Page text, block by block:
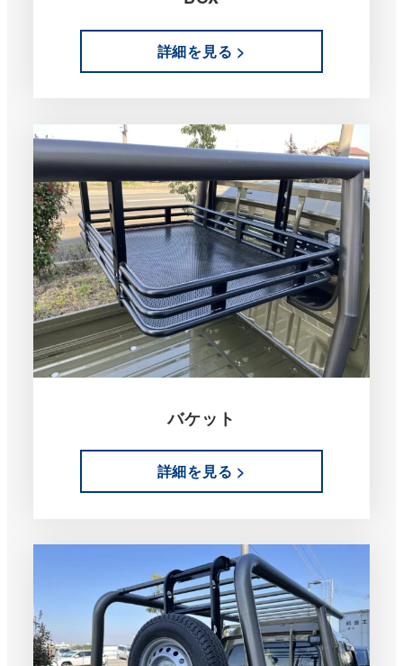
詳細を見る >
バケット
詳細を見る >